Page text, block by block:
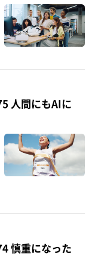
人間にもAIに
慎重になった